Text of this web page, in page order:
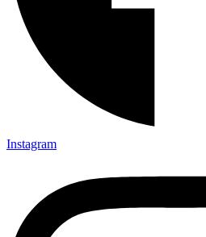
Instagram